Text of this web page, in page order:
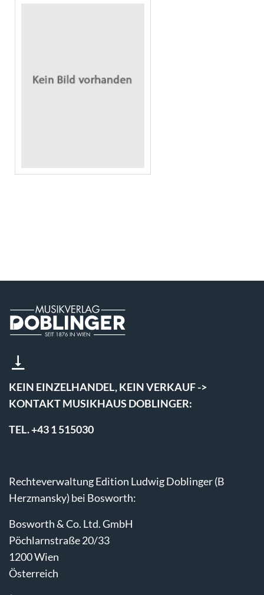
KEIN EINZELHANDEL, KEIN VERKAUF ->
KONTAKT MUSIKHAUS DOBLINGER:
TEL. +43 1 515030
Rechteverwaltung Edition Ludwig Doblinger (B
Herzmansky) bei Bosworth:
Bosworth & Co. Ltd. GmbH
Pöchlarnstraße 20/33
1200 Wien
Österreich